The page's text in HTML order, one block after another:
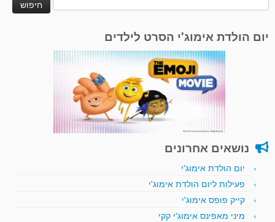
יום הולדת אימוג'י הסרט לילדים
נושאים אחרונים
יום הולדת אימוג'י
פעילות ליום הולדת אימוג'י
קייק פופס אימוג'י
מיני מאפינס אימוג'י קקי